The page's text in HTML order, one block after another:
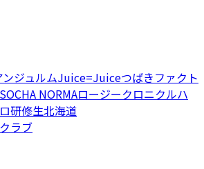
ンジュルムJuice=Juiceつばきファクト
OCHA NORMAロージークロニクルハ
研修生北海道
ラブ